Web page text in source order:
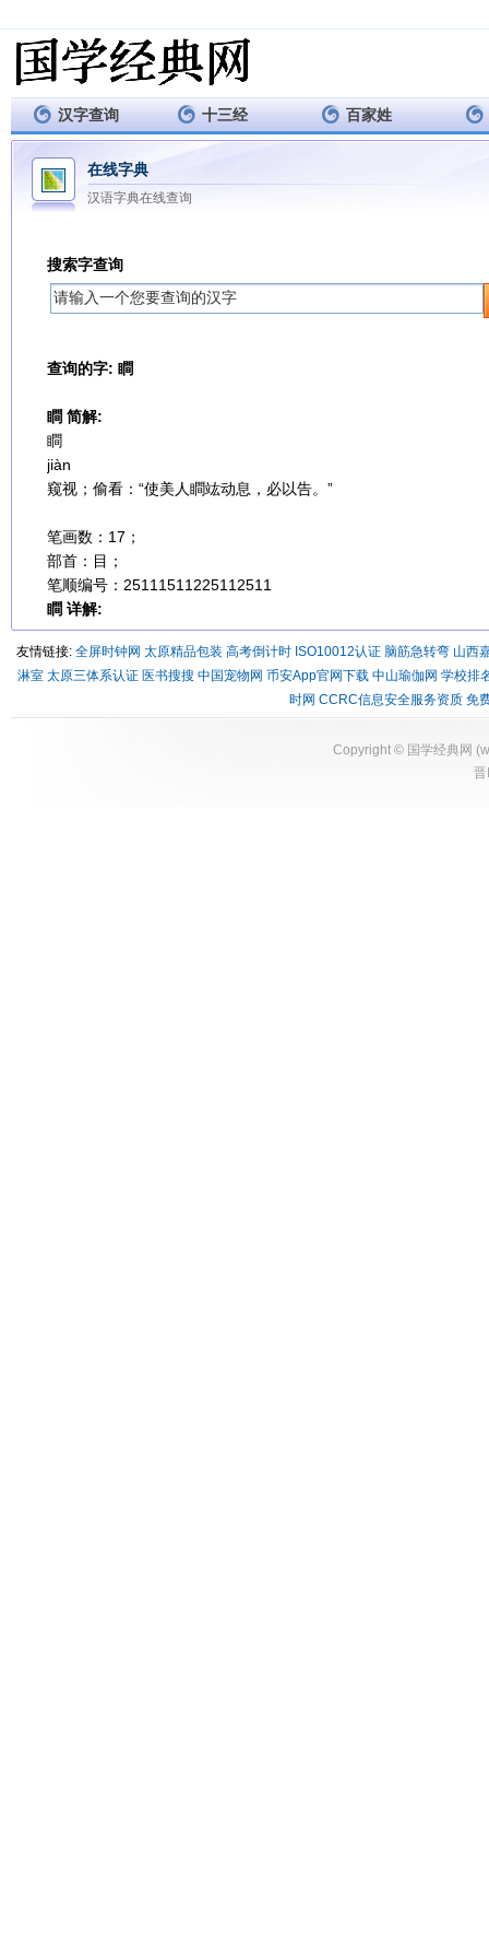
汉字查询 十三经 百家姓
在线字典
汉语字典在线查询
搜索字查询
查询的字: 瞷
瞷 简解:
瞷
jiàn
窥视；偷看：“使美人瞷竑动息，必以告。”
笔画数：17；
部首：目；
笔顺编号：25111511225112511
瞷 详解:
友情链接: 全屏时钟网 太原精品包装 高考倒计时 ISO10012认证 脑筋急转弯 山西
淋室 太原三体系认证 医书搜搜 中国宠物网 币安App官网下载 中山瑜伽网 学校排
时网 CCRC信息安全服务资质 免
Copyright © 国学经典网 (